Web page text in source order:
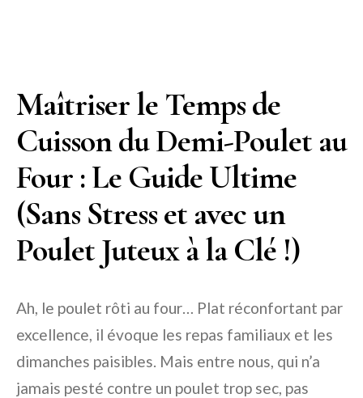
Maîtriser le Temps de
Cuisson du Demi-Poulet au
Four : Le Guide Ultime
(Sans Stress et avec un
Poulet Juteux à la Clé !)
Ah, le poulet rôti au four… Plat réconfortant par
excellence, il évoque les repas familiaux et les
dimanches paisibles. Mais entre nous, qui n’a
jamais pesté contre un poulet trop sec, pas